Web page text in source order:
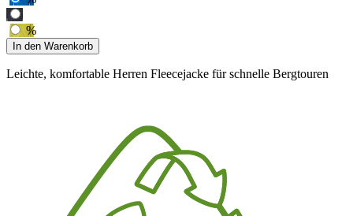
%
In den Warenkorb
Leichte, komfortable Herren Fleecejacke für schnelle Bergtouren